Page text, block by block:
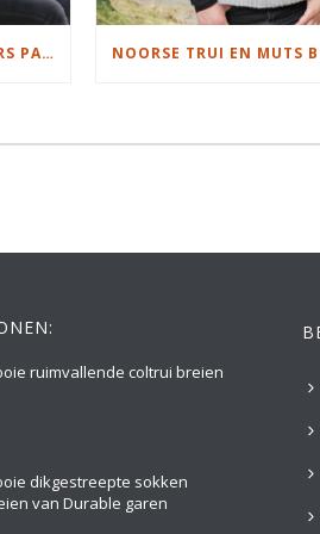
GEBREID VEST MET NOORS PATROON NOORSE TRUI EN MUTS
ruimvallende coltrui breien
dikgestreepte sokken
van Durable garen